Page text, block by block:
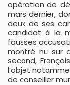
opération de
mars dernier,
deux de ses
candidat à la
fausses
montré nu sur
second,
l’objet
de conseiller